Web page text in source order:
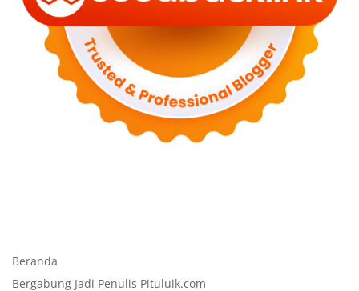
Beranda
Bergabung Jadi Penulis Pituluik.com